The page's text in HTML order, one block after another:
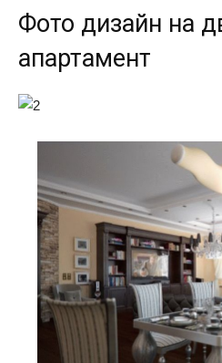
Фото дизайн на
апартамент